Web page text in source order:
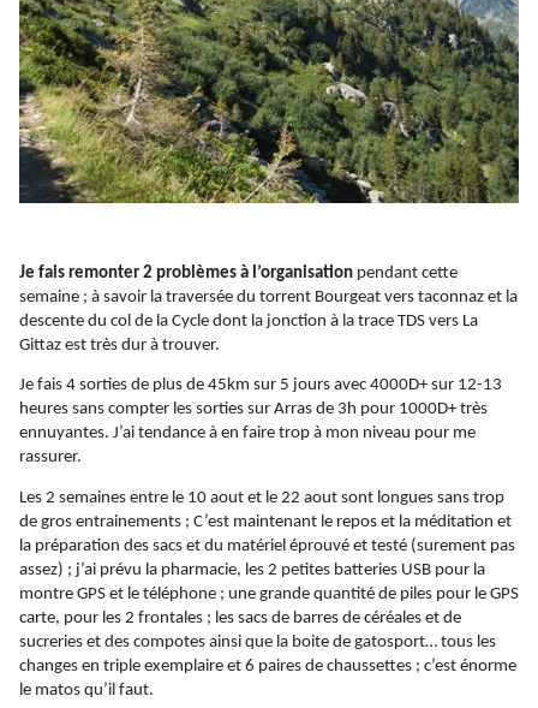
Je fais remonter 2 problèmes à l’organisation pendant cette
semaine ; à savoir la traversée du torrent Bourgeat vers taconnaz et la
descente du col de la Cycle dont la jonction à la trace TDS vers La
Gittaz est très dur à trouver.
Je fais 4 sorties de plus de 45km sur 5 jours avec 4000D+ sur 12-13
heures sans compter les sorties sur Arras de 3h pour 1000D+ très
ennuyantes. J’ai tendance à en faire trop à mon niveau pour me
rassurer.
Les 2 semaines entre le 10 aout et le 22 aout sont longues sans trop
de gros entrainements ; C’est maintenant le repos et la méditation et
la préparation des sacs et du matériel éprouvé et testé (surement pas
assez) ; j’ai prévu la pharmacie, les 2 petites batteries USB pour la
montre GPS et le téléphone ; une grande quantité de piles pour le GPS
carte, pour les 2 frontales ; les sacs de barres de céréales et de
sucreries et des compotes ainsi que la boite de gatosport… tous les
changes en triple exemplaire et 6 paires de chaussettes ; c’est énorme
le matos qu’il faut.